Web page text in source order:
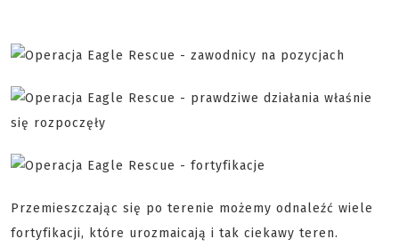
Przemieszczając się po terenie możemy odnaleźć wiele
fortyfikacji, które urozmaicają i tak ciekawy teren.